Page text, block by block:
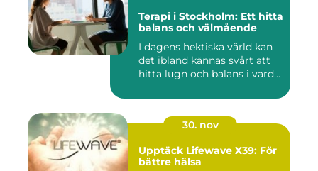
Terapi i Stockholm: Ett hitta
balans och välmående
I dagens hektiska värld kan
det ibland kännas svårt att
hitta lugn och balans i vard...
30. nov
Upptäck Lifewave X39: För
bättre hälsa